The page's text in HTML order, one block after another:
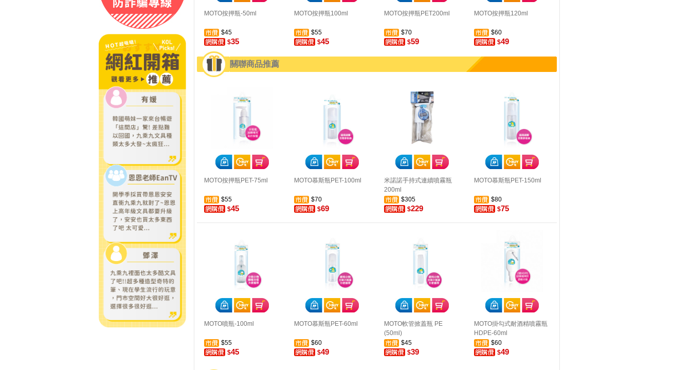
MOTO按押瓶-50ml
$45
$35
MOTO按押瓶100ml
$55
$45
MOTO按押瓶PET200ml
$70
$59
MOTO按押瓶120ml
$60
$49
關聯商品推薦
MOTO按押瓶PET-75ml
$55
$45
MOTO慕斯瓶PET-100ml
$70
$69
米諾諾手持式連續噴霧瓶
200ml
$305
$229
MOTO慕斯瓶PET-150ml
$80
$75
MOTO噴瓶-100ml
$55
$45
MOTO慕斯瓶PET-60ml
$60
$49
MOTO軟管掀蓋瓶 PE
(50ml)
$45
$39
MOTO掛勾式耐酒精噴霧瓶
HDPE-60ml
$60
$49